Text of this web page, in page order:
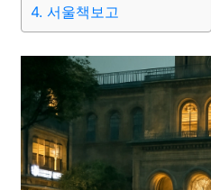
대출 자동차
종교 사회 정치 건강 의
부동산 외국어 교육 교통
4. 서울책보고